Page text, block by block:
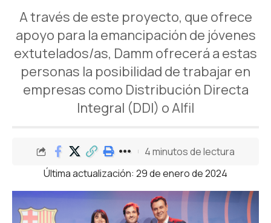
A través de este proyecto, que ofrece
apoyo para la emancipación de jóvenes
extutelados/as, Damm ofrecerá a estas
personas la posibilidad de trabajar en
empresas como Distribución Directa
Integral (DDI) o Alfil
Última actualización: 29 de enero de 2024
4 minutos de lectura